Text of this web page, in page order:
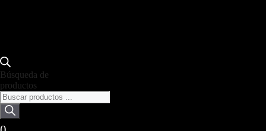
Búsqueda de
productos